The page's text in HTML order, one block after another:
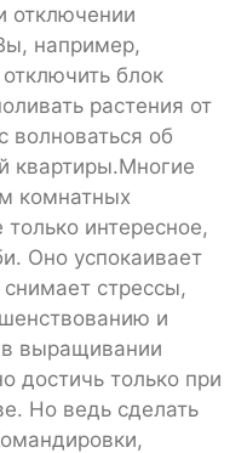
отключении
например,
блок
растения от
волноваться об
квартиры.Многие
комнатных
интересное,
Оно успокаивает
стрессы,
и
выращивании
достичь только при
Но ведь сделать